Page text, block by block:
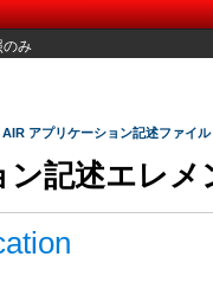
のみ
AIR アプリケーション記述ファイル
ン記述エレメ